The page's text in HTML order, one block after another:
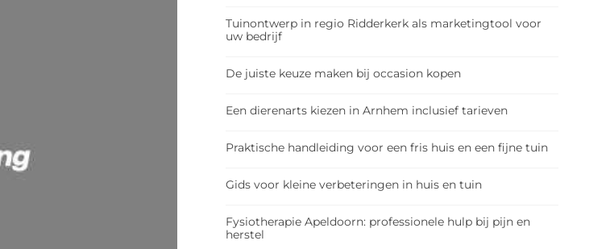
Tuinontwerp in regio Ridderkerk als marketingtool voor
uw bedrijf
De juiste keuze maken bij occasion kopen
Een dierenarts kiezen in Arnhem inclusief tarieven
Praktische handleiding voor een fris huis en een fijne tuin
Gids voor kleine verbeteringen in huis en tuin
Fysiotherapie Apeldoorn: professionele hulp bij pijn en
herstel